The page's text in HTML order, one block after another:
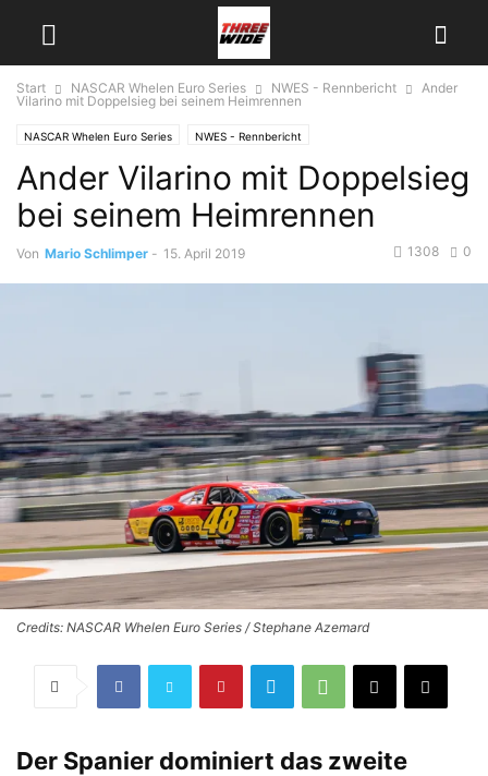
Start NASCAR Whelen Euro Series NWES - Rennbericht
Ander
Vilarino mit Doppelsieg bei seinem Heimrennen
NASCAR Whelen Euro Series NWES - Rennbericht
Ander Vilarino mit Doppelsieg
bei seinem Heimrennen
Von Mario Schlimper - 15. April 2019 0
1308
Credits: NASCAR Whelen Euro Series / Stephane Azemard
Der Spanier dominiert das zweite